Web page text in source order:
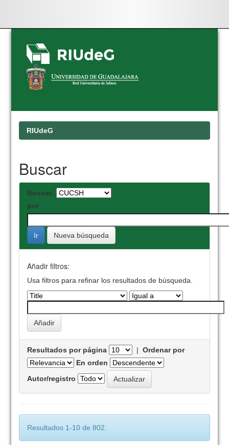
Skip
navigation
RIUdeG
Buscar
Buscar:
por
Nueva búsqueda
Añadir filtros:
Usa filtros para refinar los resultados de búsqueda.
Resultados por página |Ordenar por
En orden
Autor/registro
Resultados 1-10 de 802.